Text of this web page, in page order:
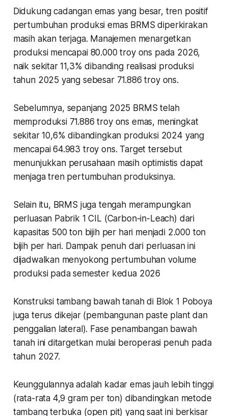
Didukung cadangan emas yang besar, tren positif
pertumbuhan produksi emas BRMS diperkirakan
masih akan terjaga. Manajemen menargetkan
produksi mencapai 80.000 troy ons pada 2026,
naik sekitar 11,3% dibanding realisasi produksi
tahun 2025 yang sebesar 71.886 troy ons.
Sebelumnya, sepanjang 2025 BRMS telah
memproduksi 71.886 troy ons emas, meningkat
sekitar 10,6% dibandingkan produksi 2024 yang
mencapai 64.983 troy ons. Target tersebut
menunjukkan perusahaan masih optimistis dapat
menjaga tren pertumbuhan produksinya.
Selain itu, BRMS juga tengah merampungkan
perluasan Pabrik 1 CIL (Carbon-in-Leach) dari
kapasitas 500 ton bijih per hari menjadi 2.000 ton
bijih per hari. Dampak penuh dari perluasan ini
dijadwalkan menyokong pertumbuhan volume
produksi pada semester kedua 2026
Konstruksi tambang bawah tanah di Blok 1 Poboya
juga terus dikejar (pembangunan paste plant dan
penggalian lateral). Fase penambangan bawah
tanah ini ditargetkan mulai beroperasi penuh pada
tahun 2027.
Keunggulannya adalah kadar emas jauh lebih tinggi
(rata-rata 4,9 gram per ton) dibandingkan metode
tambang terbuka (open pit) yang saat ini berkisar